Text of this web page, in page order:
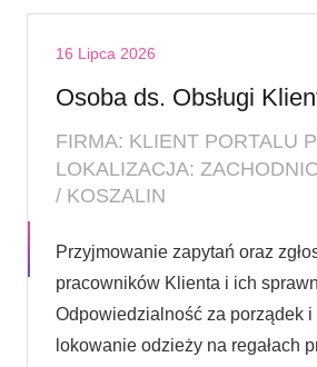
16 Lipca 2026
Osoba ds. Obsługi
FIRMA: KLIENT PORTALU
LOKALIZACJA:
/ KOSZALIN
Przyjmowanie zapytań oraz
pracowników Klienta i ich
Odpowiedzialność za porządek i
lokowanie odzieży na regałach